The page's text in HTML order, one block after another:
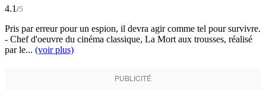
4.1 /5
Pris par erreur pour un espion, il devra agir comme tel pour survivre.
- Chef d'oeuvre du cinéma classique, La Mort aux trousses, réalisé
par le... (voir plus)